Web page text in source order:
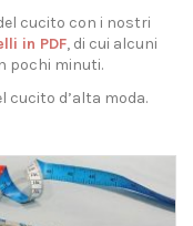
cucito con i nostri
in PDF, di cui alcuni
pochi minuti.
cucito d’alta moda.